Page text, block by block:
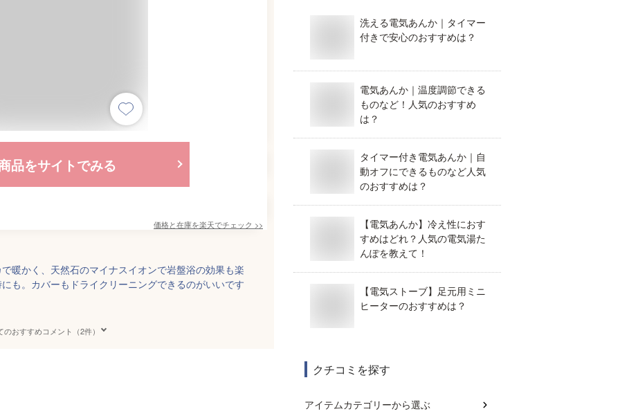
品をサイトでみる
価格と在庫を楽天でチェック >>
暖かく、天然石のマイナスイオンで岩盤浴の効果も楽
も。カバーもドライクリーニングできるのがいいです
のおすすめコメント（2件）
洗える電気あんか｜タイマー
付きで安心のおすすめは？
電気あんか｜温度調節できる
ものなど！人気のおすすめ
は？
タイマー付き電気あんか｜自
動オフにできるものなど人気
のおすすめは？
【電気あんか】冷え性におす
すめはどれ？人気の電気湯た
んぽを教えて！
【電気ストーブ】足元用ミニ
ヒーターのおすすめは？
クチコミを探す
アイテムカテゴリーから選ぶ